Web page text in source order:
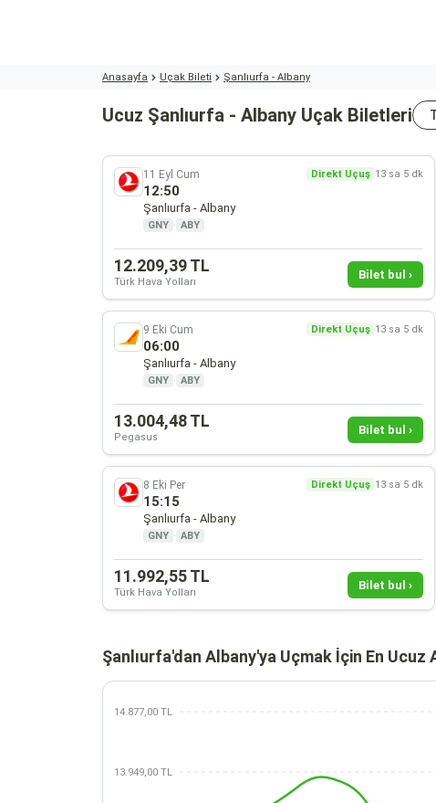
Anasayfa Uçak Bileti Şanlıurfa - Albany
Ucuz Şanlıurfa - Albany Uçak Biletleri
11 Eyl Cum Direkt Uçuş 13 sa 5 dk
12:50
Şanlıurfa - Albany
GNY · ABY
12.209,39 TL
Türk Hava Yolları
Bilet bul ›
9 Eki Cum Direkt Uçuş 13 sa 5 dk
06:00
Şanlıurfa - Albany
GNY · ABY
13.004,48 TL
Pegasus
Bilet bul ›
8 Eki Per Direkt Uçuş 13 sa 5 dk
15:15
Şanlıurfa - Albany
GNY · ABY
11.992,55 TL
Türk Hava Yolları
Bilet bul ›
Şanlıurfa'dan Albany'ya Uçmak İçin En Ucuz
14.877,00 TL
13.949,00 TL